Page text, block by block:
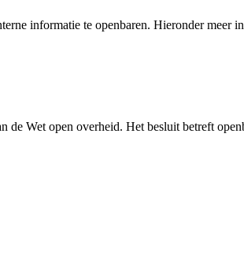
informatie te openbaren. Hieronder meer
Wet open overheid. Het besluit betreft